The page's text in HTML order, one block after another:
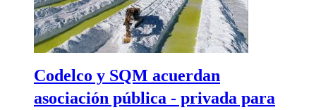
Codelco y SQM acuerdan
asociación pública - privada para